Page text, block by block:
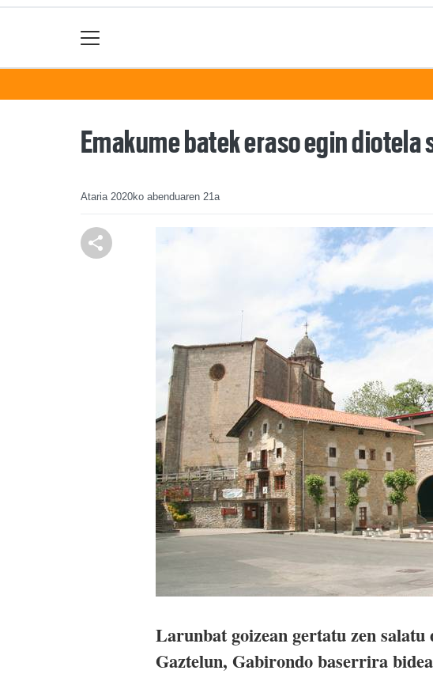
Emakume batek eraso egin diotela
Ataria 2020ko abenduaren 21a
Larunbat goizean gertatu zen salatu
Gaztelun, Gabirondo baserrira